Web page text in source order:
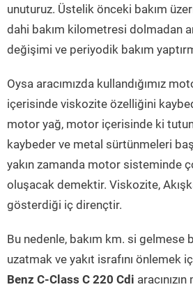
unuturuz. Üstelik önceki bakım
dahi bakım kilometresi dolmadan
değişimi ve periyodik bakım
Oysa aracımızda kullandığımız
içerisinde viskozite özelliğini
motor yağ, motor içerisinde ki
kaybeder ve metal sürtünmeleri
yakın zamanda motor sisteminde
oluşacak demektir. Viskozite,
gösterdiği iç dirençtir.
Bu nedenle, bakım km. si gelmese
uzatmak ve yakıt israfını önlemek
Benz C-Class C 220 Cdi